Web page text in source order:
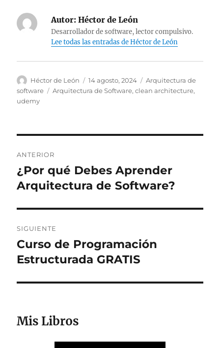
Autor: Héctor de León
Desarrollador de software, lector compulsivo.
Lee todas las entradas de Héctor de León
Autor
Héctor de León
Publicado
el
14 agosto, 2024 Categorías
Arquitectura de
software
Etiquetas
Arquitectura de Software,clean architecture,
udemy
de
entradas
ANTERIOR
Entrada
anterior:
¿Por qué Debes Aprender
Arquitectura de Software?
SIGUIENTE
Entrada
siguiente:
Curso de Programación
Estructurada GRATIS
Mis Libros